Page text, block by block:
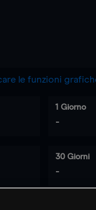
le funzioni
1 Giorno
-
30 Giorni
-